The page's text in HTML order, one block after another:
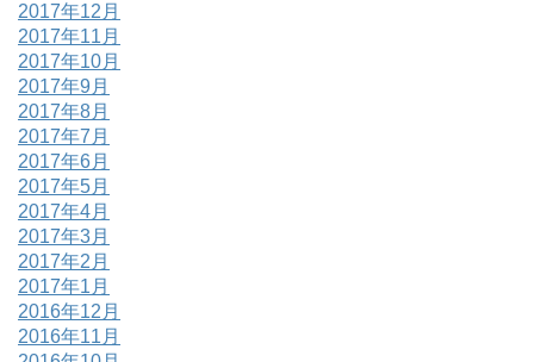
2017年12月
2017年11月
2017年10月
2017年9月
2017年8月
2017年7月
2017年6月
2017年5月
2017年4月
2017年3月
2017年2月
2017年1月
2016年12月
2016年11月